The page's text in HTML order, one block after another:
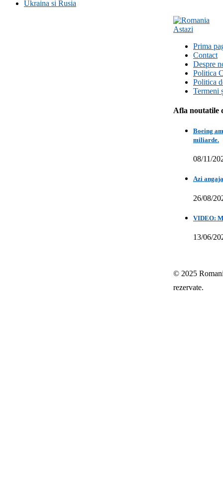
Ukraina si Rusia
Prima
Contact
Despre
Politica
Politica
Termeni
Afla noutatile
Boeing
miliarde.
08/11/
Azi
26/08/
VIDEO:
13/06/
© 2025
rezervate.